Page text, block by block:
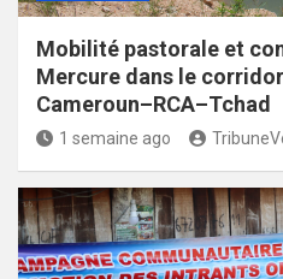
Mobilité pastorale et
Mercure dans le
Cameroun–RCA–Tchad
1 semaine ago